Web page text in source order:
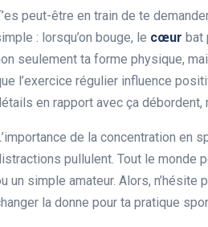
peut-être en train de te
: lorsqu’on bouge, le cœur bat
seulement ta forme physique,
l’exercice régulier influence
en rapport avec ça débordent,
de la concentration en
pullulent. Tout le monde
un simple amateur. Alors,
la donne pour ta pratique